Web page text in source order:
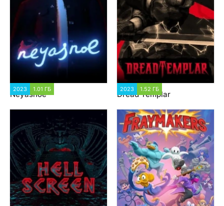
2023 1.01 ГБ
Neyasnoe
2023 1.52 ГБ
Dread Templar